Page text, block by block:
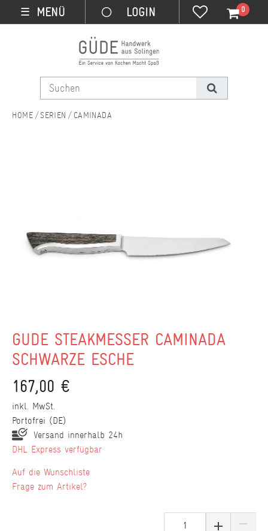
☰ MENÜ 0
SERIEN CAMINADA
GÜDE STEAKMESSER CAMINADA
SCHWARZE ESCHE
167,00 €
inkl. MwSt.
Portofrei (DE)
Versand innerhalb 24h
DHL Express verfügbar
Wunschliste
Frage zum Artikel?